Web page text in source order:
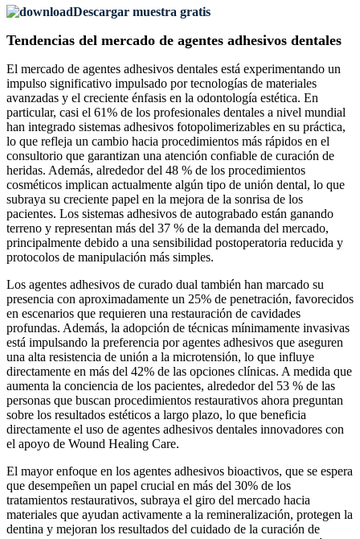
Descargar muestra gratis
Tendencias del mercado de agentes adhesivos dentales
El mercado de agentes adhesivos dentales está experimentando un
impulso significativo impulsado por tecnologías de materiales
avanzadas y el creciente énfasis en la odontología estética. En
particular, casi el 61% de los profesionales dentales a nivel mundial
han integrado sistemas adhesivos fotopolimerizables en su práctica,
lo que refleja un cambio hacia procedimientos más rápidos en el
consultorio que garantizan una atención confiable de curación de
heridas. Además, alrededor del 48 % de los procedimientos
cosméticos implican actualmente algún tipo de unión dental, lo que
subraya su creciente papel en la mejora de la sonrisa de los
pacientes. Los sistemas adhesivos de autograbado están ganando
terreno y representan más del 37 % de la demanda del mercado,
principalmente debido a una sensibilidad postoperatoria reducida y
protocolos de manipulación más simples.
Los agentes adhesivos de curado dual también han marcado su
presencia con aproximadamente un 25% de penetración, favorecidos
en escenarios que requieren una restauración de cavidades
profundas. Además, la adopción de técnicas mínimamente invasivas
está impulsando la preferencia por agentes adhesivos que aseguren
una alta resistencia de unión a la microtensión, lo que influye
directamente en más del 42% de las opciones clínicas. A medida que
aumenta la conciencia de los pacientes, alrededor del 53 % de las
personas que buscan procedimientos restaurativos ahora preguntan
sobre los resultados estéticos a largo plazo, lo que beneficia
directamente el uso de agentes adhesivos dentales innovadores con
el apoyo de Wound Healing Care.
El mayor enfoque en los agentes adhesivos bioactivos, que se espera
que desempeñen un papel crucial en más del 30% de los
tratamientos restaurativos, subraya el giro del mercado hacia
materiales que ayudan activamente a la remineralización, protegen la
dentina y mejoran los resultados del cuidado de la curación de